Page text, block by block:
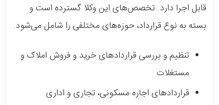
قابل اجرا دارد. تخصص‌های این وکلا گسترده است و
بسته به نوع قرارداد، حوزه‌های مختلفی را شامل می‌شود.
تنظیم و بررسی قراردادهای خرید و فروش املاک و
مستغلات
قراردادهای اجاره مسکونی، تجاری و اداری